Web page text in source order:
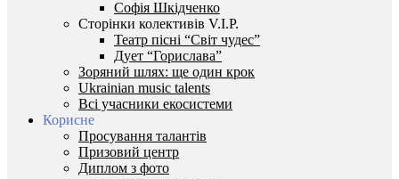
Софія Шкідченко
Сторінки колективів V.I.P.
Театр пісні “Світ чудес”
Дует “Горислава”
Зоряний шлях: ще один крок
Ukrainian music talents
Всі учасники екосистеми
Корисне
Просування талантів
Призовий центр
Диплом з фото